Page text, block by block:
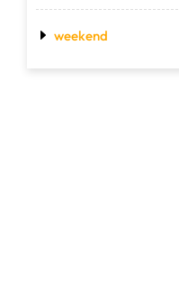
weekend